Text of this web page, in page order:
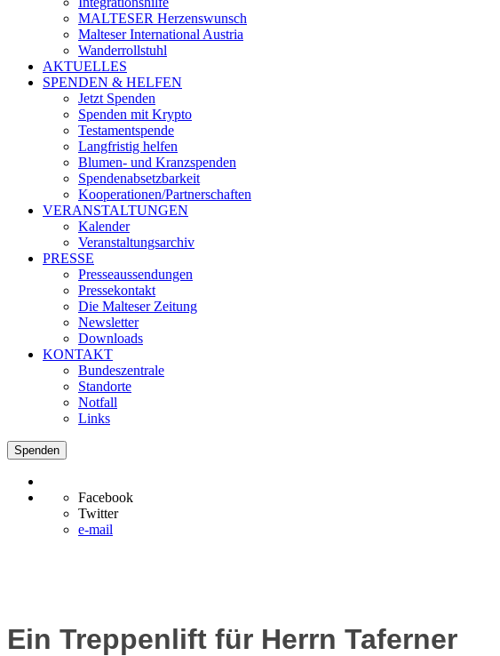
MALTESER Herzenswunsch
Malteser International Austria
Wanderrollstuhl
AKTUELLES
SPENDEN & HELFEN
Jetzt Spenden
Spenden mit Krypto
Testamentspende
Langfristig helfen
Blumen- und Kranzspenden
Spendenabsetzbarkeit
Kooperationen/Partnerschaften
VERANSTALTUNGEN
Kalender
Veranstaltungsarchiv
PRESSE
Presseaussendungen
Pressekontakt
Die Malteser Zeitung
Newsletter
Downloads
KONTAKT
Bundeszentrale
Standorte
Notfall
Links
Spenden
Facebook
Twitter
e-mail
Ein Treppenlift für Herrn Taferner